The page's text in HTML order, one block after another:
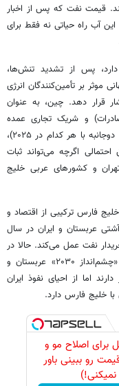
قیمت نفت که پس از اخبار
آب راه حیاتی نه فقط برای
پس از تشدید تنش‌ها،
موثر بر تأمین‌کنندگان انرژی
قرار دهد. چین، به عنوان
ایران (حدود ۹۰ درصد صادرات) و شریک تجاری عمده
عربستان و امارات (بیش از ۱۰۰ میلیارد دلار تجارت دوجانبه با هر کدام در ۲۰۲۵)،
اگرچه می‌تواند ثبات
و کشورهای عربی خلیج
فارس ترکیبی از اقتصاد و
عربستان و ایران در سال
نفت عمل می‌کند. حالا در
۲۰۲۶، پس از جنگ، کشورهای عربی که توسعه «چشم‌انداز ۲۰۳۰» عربستان و
اما از احیای نفوذ ایران
خلیج فارس دارد.
برای اصلاح مو و
رو ببینی باور
نمیکنی!)